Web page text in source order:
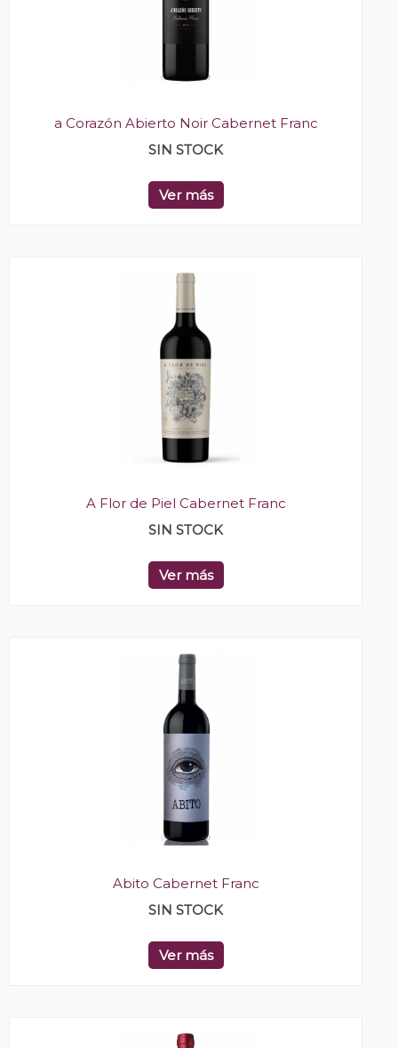
a Corazón Abierto Noir Cabernet Franc
SIN STOCK
Ver más
A Flor de Piel Cabernet Franc
SIN STOCK
Ver más
Abito Cabernet Franc
SIN STOCK
Ver más